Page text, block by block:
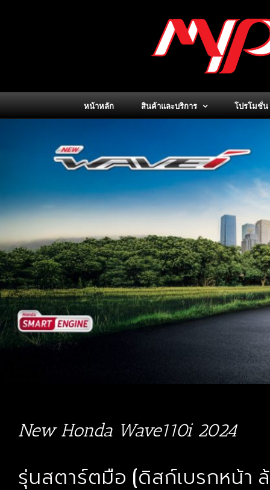
หน้าหลัก สินค้าและบริการ โปรโมชั่น
New Honda Wave110i 2024
รุ่นสตาร์ตมือ (ดิสก์เบรกหน้า